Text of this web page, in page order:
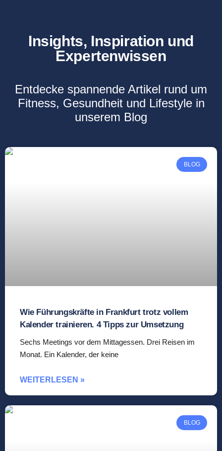
Insights, Inspiration und
Expertenwissen
Entdecke spannende Artikel rund um
Fitness, Gesundheit und Lifestyle in
unserem Blog
BLOG
Wie Führungskräfte in Frankfurt trotz vollem
Kalender trainieren. 4 Tipps zur Umsetzung
Sechs Meetings vor dem Mittagessen. Drei Reisen im
Monat. Ein Kalender, der keine
WEITERLESEN »
BLOG